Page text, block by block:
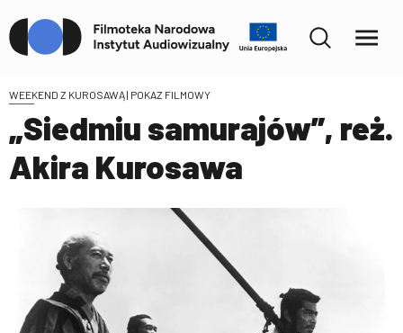
WEEKEND Z KUROSAWĄ| POKAZ FILMOWY
„Siedmiu samurajów”, reż.
Akira Kurosawa